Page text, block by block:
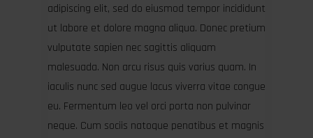
adipiscing elit, sed do eiusmod tempor incididunt
ut labore et dolore magna aliqua. Donec pretium
vulputate sapien nec sagittis aliquam
malesuada. Non arcu risus quis varius quam. In
iaculis nunc sed augue lacus viverra vitae congue
eu. Fermentum leo vel orci porta non pulvinar
neque. Cum sociis natoque penatibus et magnis